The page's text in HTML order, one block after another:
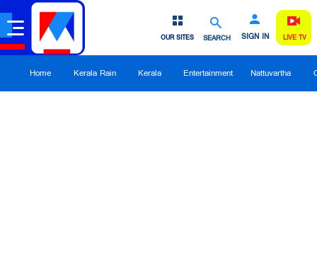
SEARCH SIGN IN
OUR SITES LIVE TV
Home Kerala Rain Kerala Entertainment Nattuvartha